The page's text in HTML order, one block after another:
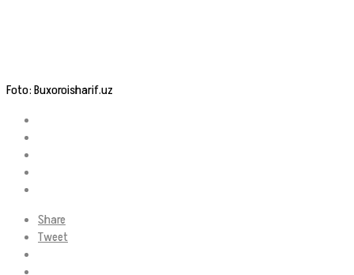
Foto: Buxoroisharif.uz
Share
Tweet